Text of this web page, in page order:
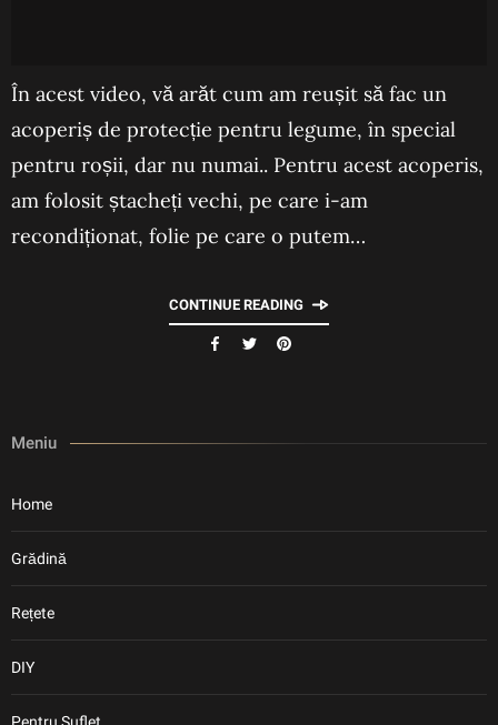
În acest video, vă arăt cum am reușit să fac un
acoperiș de protecție pentru legume, în special
pentru roșii, dar nu numai.. Pentru acest acoperis,
am folosit ștacheți vechi, pe care i-am
recondiționat, folie pe care o putem…
CONTINUE READING
Meniu
Home
Grădină
Rețete
DIY